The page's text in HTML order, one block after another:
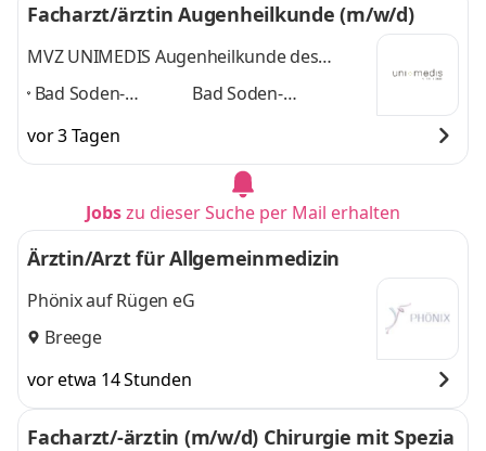
Facharzt/ärztin Augenheilkunde (m/w/d)
MVZ UNIMEDIS Augenheilkunde des
Universitätsklinikum Frankfurt GmbH
Bad Soden-
Langenselbold,
Hanau bei
Gelnhausen,
Offenbach am
Bad Soden-
bei Frankfurt,
Gelnhausen,
Offenbach am Main
und 3 weitere
vor 3 Tagen
Jobszu dieser Suche per Mail erhalten
Ärztin/Arzt für Allgemeinmedizin
Phönix auf Rügen eG
Breege
vor etwa 14 Stunden
Facharzt/-ärztin (m/w/d) Chirurgie mit Spezia